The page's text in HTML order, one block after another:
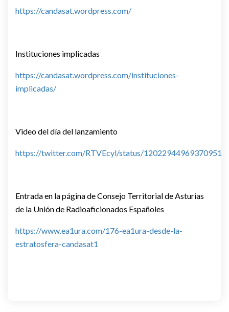
https://candasat.wordpress.com/
Instituciones implicadas
https://candasat.wordpress.com/instituciones-
implicadas/
Video del día del lanzamiento
https://twitter.com/RTVEcyl/status/
Entrada en la página de Consejo Territorial de Asturias
de la Unión de Radioaficionados Españoles
https://www.ea1ura.com/176-ea1ura-desde-la-
estratosfera-candasat1